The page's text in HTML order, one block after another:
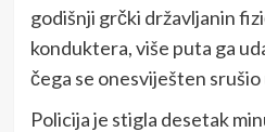
godišnji grčki državljanin
konduktera, više puta ga
čega se onesviješten srušio
Policija je stigla desetak